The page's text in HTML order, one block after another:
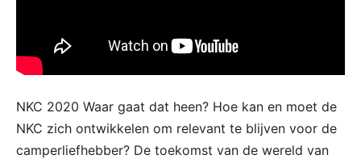
NKC 2020 Waar gaat dat heen? Hoe kan en moet de
NKC zich ontwikkelen om relevant te blijven voor de
camperliefhebber? De toekomst van de wereld van